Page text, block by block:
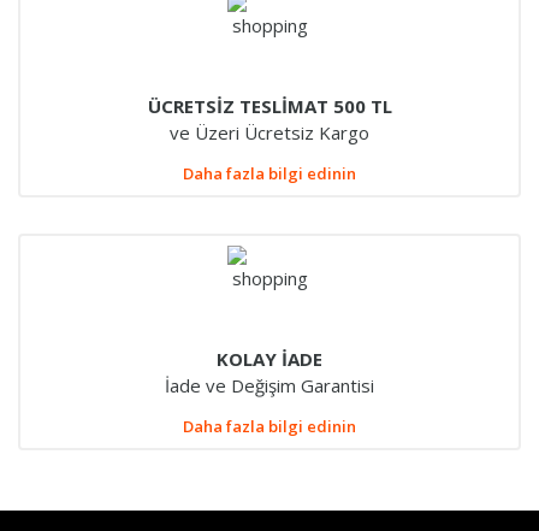
ÜCRETSİZ TESLİMAT 500 TL
ve Üzeri Ücretsiz Kargo
Daha fazla bilgi edinin
KOLAY İADE
İade ve Değişim Garantisi
Daha fazla bilgi edinin